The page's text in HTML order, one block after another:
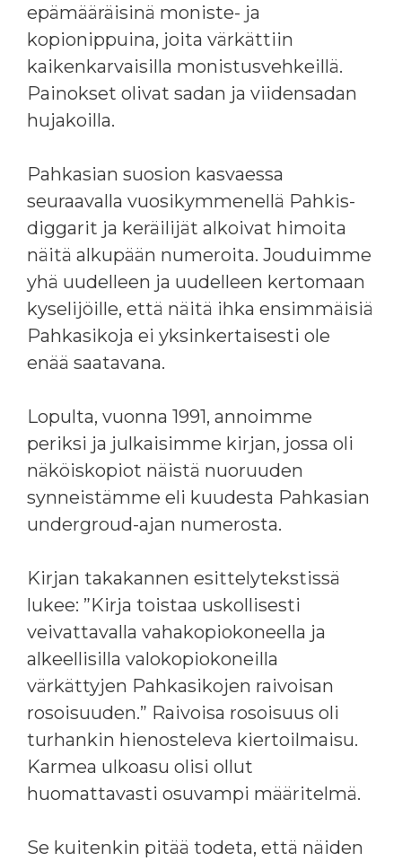
epämääräisinä moniste- ja
kopionippuina, joita värkättiin
kaikenkarvaisilla monistusvehkeillä.
Painokset olivat sadan ja viidensadan
hujakoilla.
Pahkasian suosion kasvaessa
seuraavalla vuosikymmenellä Pahkis-
diggarit ja keräilijät alkoivat himoita
näitä alkupään numeroita. Jouduimme
yhä uudelleen ja uudelleen kertomaan
kyselijöille, että näitä ihka ensimmäisiä
Pahkasikoja ei yksinkertaisesti ole
enää saatavana.
Lopulta, vuonna 1991, annoimme
periksi ja julkaisimme kirjan, jossa oli
näköiskopiot näistä nuoruuden
synneistämme eli kuudesta Pahkasian
undergroud-ajan numerosta.
Kirjan takakannen esittelytekstissä
lukee: ”Kirja toistaa uskollisesti
veivattavalla vahakopiokoneella ja
alkeellisilla valokopiokoneilla
värkättyjen Pahkasikojen raivoisan
rosoisuuden.” Raivoisa rosoisuus oli
turhankin hienosteleva kiertoilmaisu.
Karmea ulkoasu olisi ollut
huomattavasti osuvampi määritelmä.
Se kuitenkin pitää todeta, että näiden